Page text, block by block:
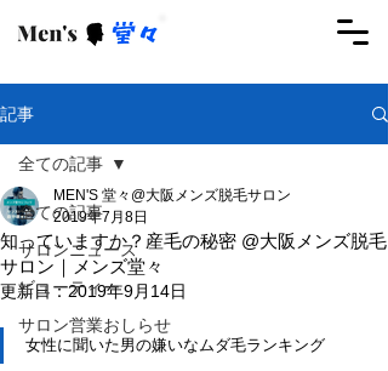
記事
全ての記事
サロンニュース
ビューティー
サロン営業おしらせ
全ての記事
知っていますか？産毛の秘密 @大阪メンズ脱毛
サロン｜メンズ堂々
MEN'S 堂々@大阪メンズ脱毛サロン
2019年7月8日
更新日：2019年9月14日
女性に聞いた男の嫌いなムダ毛ランキング